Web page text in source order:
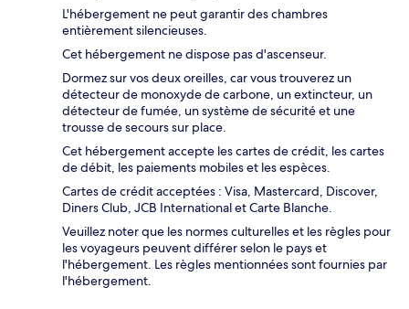
L'hébergement ne peut garantir des chambres
entièrement silencieuses.
Cet hébergement ne dispose pas d'ascenseur.
Dormez sur vos deux oreilles, car vous trouverez un
détecteur de monoxyde de carbone, un extincteur, un
détecteur de fumée, un système de sécurité et une
trousse de secours sur place.
Cet hébergement accepte les cartes de crédit, les cartes
de débit, les paiements mobiles et les espèces.
Cartes de crédit acceptées : Visa, Mastercard, Discover,
Diners Club, JCB International et Carte Blanche.
Veuillez noter que les normes culturelles et les règles pour
les voyageurs peuvent différer selon le pays et
l'hébergement. Les règles mentionnées sont fournies par
l'hébergement.